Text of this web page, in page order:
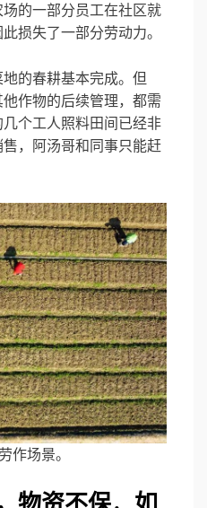
的一部分员工在社区就
损失了一部分劳动力。
的春耕基本完成。但
作物的后续管理，都需
个工人照料田间已经非
，阿汤哥和同事只能赶
作场景。